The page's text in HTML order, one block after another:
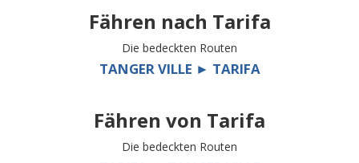
Fähren nach Tarifa
Die bedeckten Routen
TANGER VILLE ► TARIFA
Fähren von Tarifa
Die bedeckten Routen